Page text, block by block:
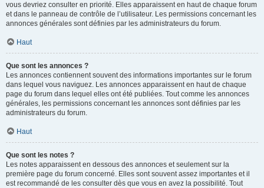
vous devriez consulter en priorité. Elles apparaissent en haut de chaque forum
et dans le panneau de contrôle de l’utilisateur. Les permissions concernant les
annonces générales sont définies par les administrateurs du forum.
Haut
Que sont les annonces ?
Les annonces contiennent souvent des informations importantes sur le forum
dans lequel vous naviguez. Les annonces apparaissent en haut de chaque
page du forum dans lequel elles ont été publiées. Tout comme les annonces
générales, les permissions concernant les annonces sont définies par les
administrateurs du forum.
Haut
Que sont les notes ?
Les notes apparaissent en dessous des annonces et seulement sur la
première page du forum concerné. Elles sont souvent assez importantes et il
est recommandé de les consulter dès que vous en avez la possibilité. Tout